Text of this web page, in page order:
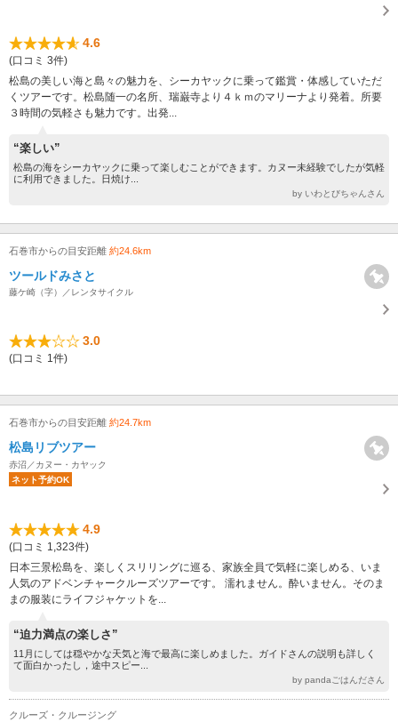
4.6
(口コミ 3件)
松島の美しい海と島々の魅力を、シーカヤックに乗って鑑賞・体感していただ
くツアーです。松島随一の名所、瑞巌寺より４ｋｍのマリーナより発着。所要
３時間の気軽さも魅力です。出発...
“楽しい”
松島の海をシーカヤックに乗って楽しむことができます。カヌー未経験でしたが気軽
に利用できました。日焼け...
by いわとびちゃんさん
石巻市からの目安距離 約24.6km
ツールドみさと
藤ケ崎（字）／レンタサイクル
3.0
(口コミ 1件)
石巻市からの目安距離 約24.7km
松島リブツアー
赤沼／カヌー・カヤック
ネット予約OK
4.9
(口コミ 1,323件)
日本三景松島を、楽しくスリリングに巡る、家族全員で気軽に楽しめる、いま
人気のアドベンチャークルーズツアーです。 濡れません。酔いません。そのま
まの服装にライフジャケットを...
“迫力満点の楽しさ”
11月にしては穏やかな天気と海で最高に楽しめました。ガイドさんの説明も詳しく
て面白かったし，途中スピー...
by pandaごはんださん
クルーズ・クルージング